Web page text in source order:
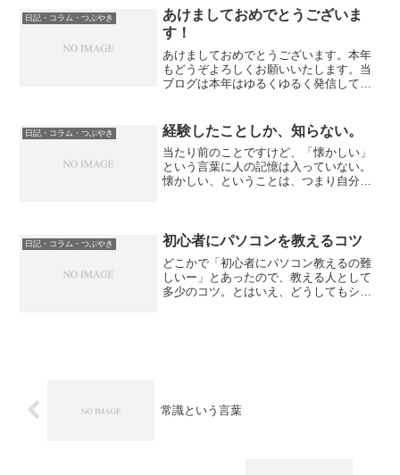
日記・コラム・つぶやき
あけましておめでとうございま
す！
あけましておめでとうございます。本年
もどうぞよろしくお願いいたします。当
ブログは本年はゆるくゆるく発信してま
なものですので、御気の向いた時に時折
「おお、生きてる」とご覧...
日記・コラム・つぶやき 経験したことしか、知らない。
当たり前のことですけど、「懐かしい」
という言葉に人の記憶は入っていない。
懐かしい、ということは、つまり自分が
いるが、心の中では懐かし...
日記・コラム・つぶやき 初心者にパソコンを教えるコツ
どこかで「初心者にパソコン教えるの難
しいー」とあったので、教える人として
多少のコツ。とはいえ、どうしてもシニ
常識という言葉